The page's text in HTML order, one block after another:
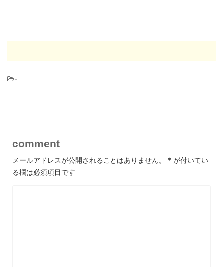
-
comment
メールアドレスが公開されることはありません。 * が付いてい
る欄は必須項目です